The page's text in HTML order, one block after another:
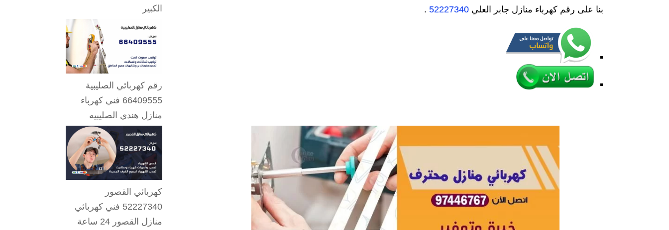
بنا على رقم كهرباء منازل جابر العلي 52227340
.
الكبير
رقم كهربائي الصليبية
66409555 فني كهرباء
منازل هندي الصليبيه
كهربائي القصور
52227340 فني كهربائي
منازل القصور 24 ساعة